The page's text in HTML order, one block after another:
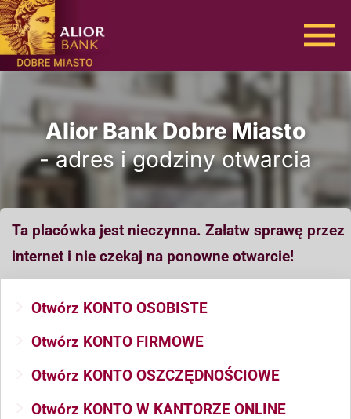
Alior Bank Dobre Miasto
- adres i godziny otwarcia
Ta placówka jest nieczynna. Załatw sprawę przez
internet i nie czekaj na ponowne otwarcie!
Otwórz KONTO OSOBISTE
Otwórz KONTO FIRMOWE
Otwórz KONTO OSZCZĘDNOŚCIOWE
Otwórz KONTO W KANTORZE ONLINE